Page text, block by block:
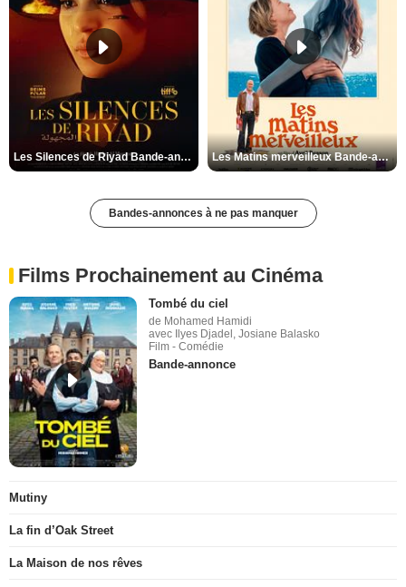
Les Silences de Riyad Bande-annonce VO STFR Les Matins merveilleux Bande-annonce VF
Bandes-annonces à ne pas manquer
Films Prochainement au Cinéma
Tombé du ciel
de Mohamed Hamidi
avec Ilyes Djadel, Josiane Balasko
Film - Comédie
Bande-annonce
Mutiny
La fin d’Oak Street
La Maison de nos rêves